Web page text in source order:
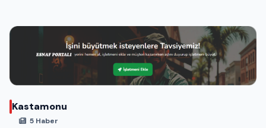
Kastamonu
5 Haber